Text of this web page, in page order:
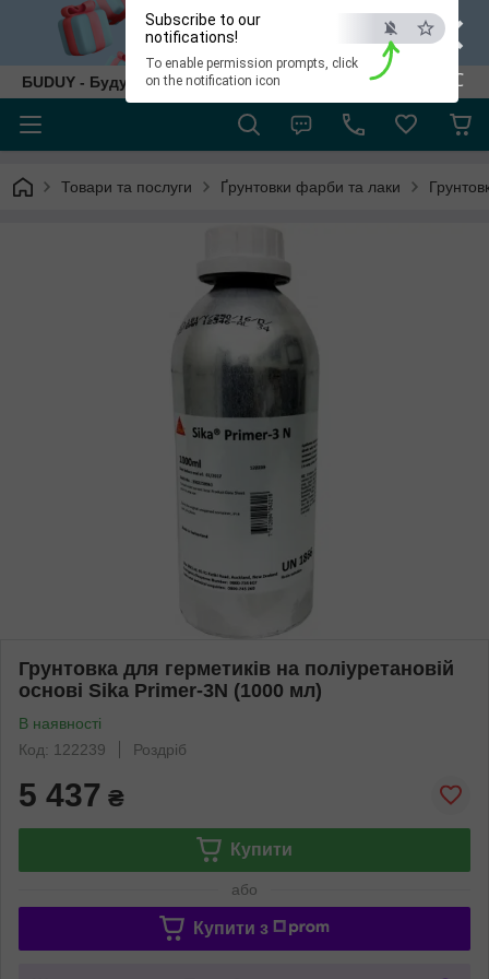
×
ESC
Subscribe to our
notifications!
To enable permission prompts, click
on the notification icon
БUDUY - Будуй як собі!
Товари та послуги Ґрунтовки фарби та лаки
Грунтовка для герметиків на поліуретановій
основі Sika Primer-3N (1000 мл)
В наявності
Код: 122239
Роздріб
5 437 ₴
Купити
або
Купити з